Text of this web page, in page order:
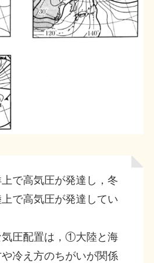
で高気圧が発達し，冬
で高気圧が発達してい
圧配置は，①大陸と海
冷え方のちがいが関係